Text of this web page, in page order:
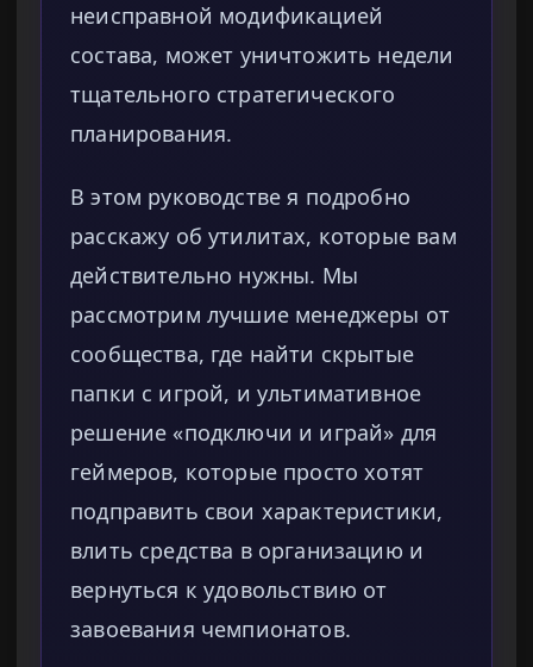
неисправной модификацией
состава, может уничтожить недели
тщательного стратегического
планирования.
В этом руководстве я подробно
расскажу об утилитах, которые вам
действительно нужны. Мы
рассмотрим лучшие менеджеры от
сообщества, где найти скрытые
папки с игрой, и ультимативное
решение «подключи и играй» для
геймеров, которые просто хотят
подправить свои характеристики,
влить средства в организацию и
вернуться к удовольствию от
завоевания чемпионатов.